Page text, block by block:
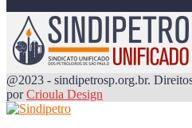
@2023 - sindipetrosp.org.br.
porCrioula Design